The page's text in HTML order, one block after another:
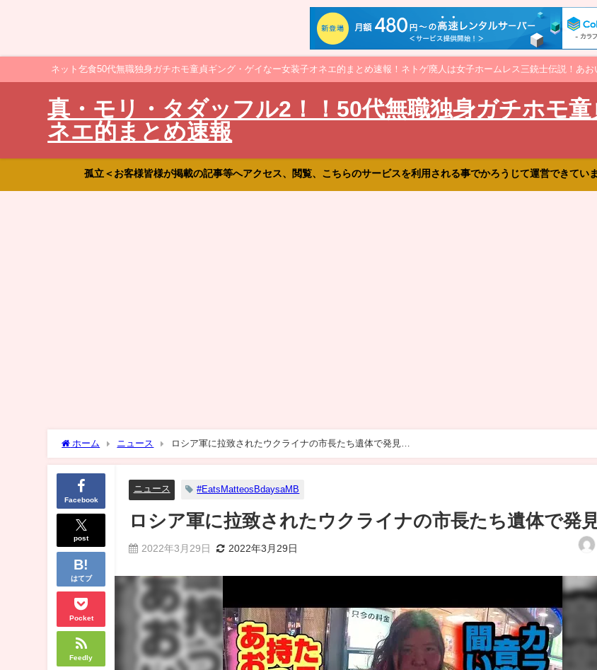
ネット乞食50代無職独身ガチホモ童貞ギング・ゲイなー女装子オネエ的まとめ速報！ネトゲ廃人は女子ホームレス三銃士伝説！あ
真・モリ・タダッフル2！！50代無職独身ガチホモ
ネエ的まとめ速報
孤立＜お客様皆様が掲載の記事等へアクセス、閲覧、こちらのサービスを利用される事でかろうじて運営できてい
ホーム ニュース ロシア軍に拉致されたウクライナの市長たち遺体で発見…
Facebook
post
はてブ
Pocket
Feedly
ニュース #EatsMatteosBdaysaMB
ロシア軍に拉致されたウクライナの市長たち遺体で発
2022年3月29日 2022年3月29日